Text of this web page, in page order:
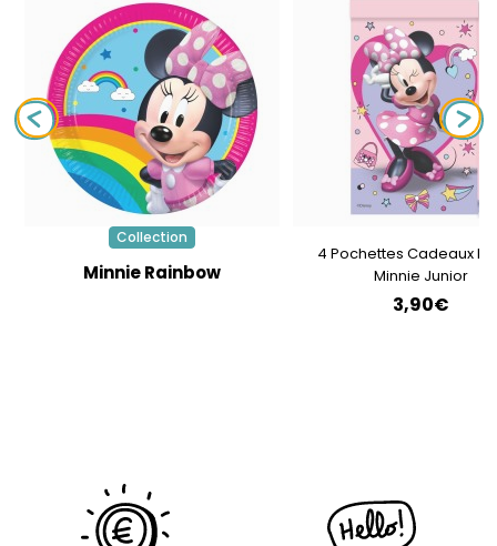
Collection
Minnie Rainbow
4 Pochettes Cadeaux
Minnie Junior
3,90€